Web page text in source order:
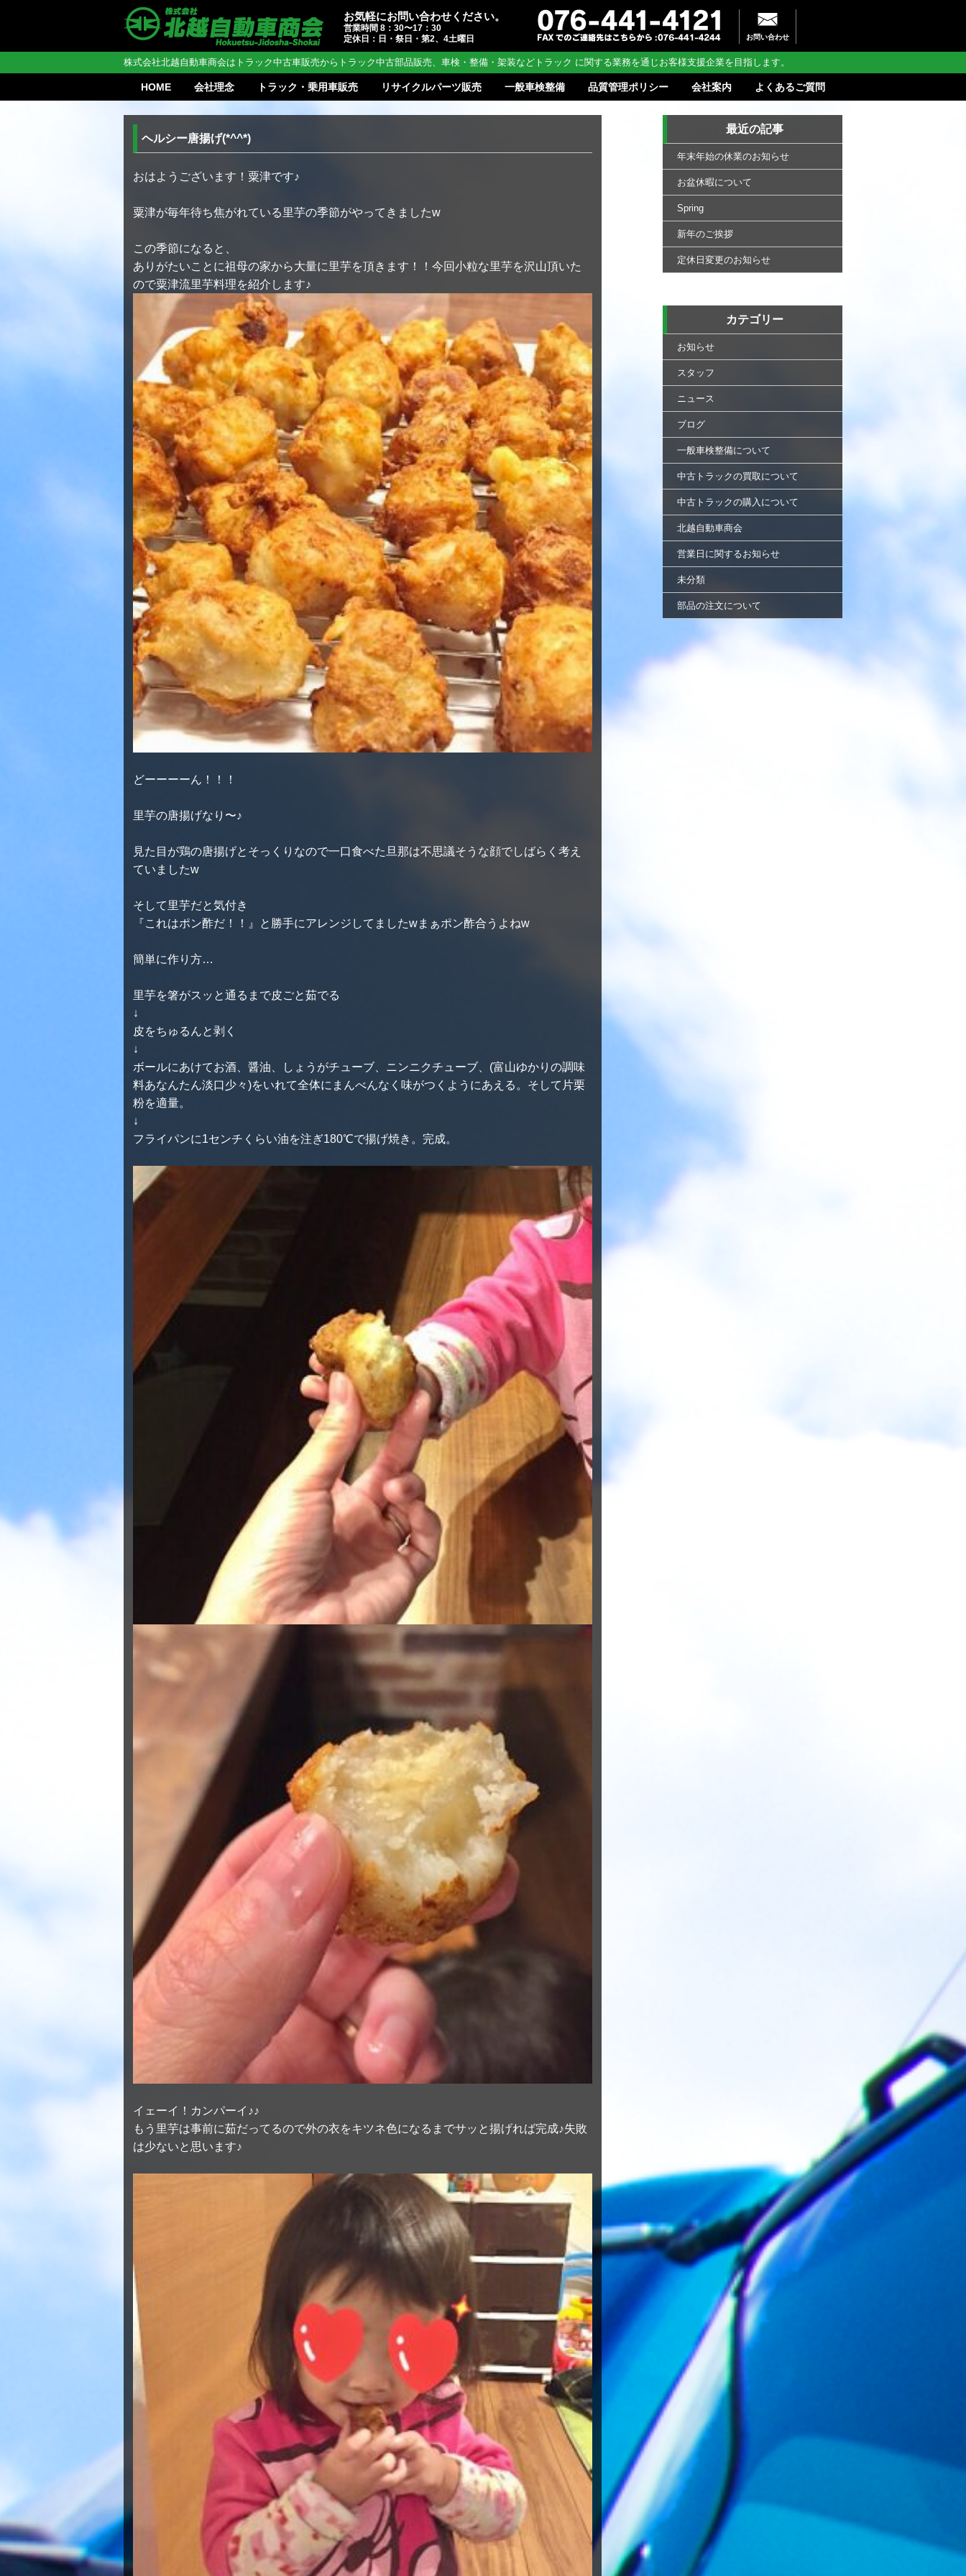
お気軽にお問い合わせください。
営業時間 8：30〜17：30
定休日：日・祭日・第2、4土曜日
お問い合わせ
株式会社北越自動車商会はトラック中古車販売からトラック中古部品販売、車検・整備・架装などトラック に関する業務を通じお客様支援企業を目指します。
HOME 会社理念 トラック・乗用車販売 リサイクルパーツ販売 一般車検整備 品質管理ポリシー 会社案内 よくあるご質問
最近の記事
年末年始の休業のお知らせ
お盆休暇について
Spring
新年のご挨拶
定休日変更のお知らせ
カテゴリー
お知らせ
スタッフ
ニュース
ブログ
一般車検整備について
中古トラックの買取について
中古トラックの購入について
北越自動車商会
営業日に関するお知らせ
未分類
部品の注文について
ヘルシー唐揚げ(*^^*)
おはようございます！粟津です♪
粟津が毎年待ち焦がれている里芋の季節がやってきましたw
この季節になると、
ありがたいことに祖母の家から大量に里芋を頂きます！！今回小粒な里芋を沢山頂いた
ので粟津流里芋料理を紹介します♪
どーーーーん！！！
里芋の唐揚げなり〜♪
見た目が鶏の唐揚げとそっくりなので一口食べた旦那は不思議そうな顔でしばらく考え
ていましたw
そして里芋だと気付き
『これはポン酢だ！！』と勝手にアレンジしてましたwまぁポン酢合うよねw
簡単に作り方…
里芋を箸がスッと通るまで皮ごと茹でる
↓
皮をちゅるんと剥く
↓
ボールにあけてお酒、醤油、しょうがチューブ、ニンニクチューブ、(富山ゆかりの調味
料あなんたん淡口少々)をいれて全体にまんべんなく味がつくようにあえる。そして片栗
粉を適量。
↓
フライパンに1センチくらい油を注ぎ180℃で揚げ焼き。完成。
イェーイ！カンパーイ♪♪
もう里芋は事前に茹だってるので外の衣をキツネ色になるまでサッと揚げれば完成♪失敗
は少ないと思います♪